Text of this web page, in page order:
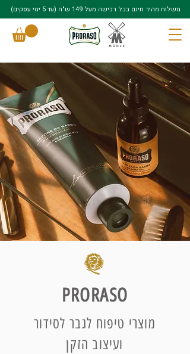
משלוח מהיר חינם בכל רכישה מעל 149 ש"ח (עד 5 ימי עסקים)
PRORASO
מוצרי טיפוח לגבר לסידור
ועיצוב הזקן